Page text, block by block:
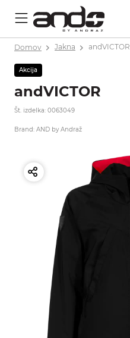
Domov Jakna andVICTOR
Akcija
andVICTOR
Št. izdelka: 0063049
Brand: AND by Andraž